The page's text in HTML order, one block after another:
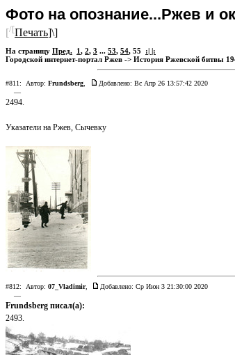
Фото на опознание...Ржев и
[/[Печать]\]
На страницу Пред. 1, 2, 3 ... 53, 54, 55
:| |:
Городской интернет-портал Ржев -> История Ржевской битвы
#811: Автор: Frundsberg
Добавлено: Вс Апр 26 13:57:42 2020
—
2494.
Указатели на Ржев, Сычевку
#812: Автор: 07_Vladimir,
Добавлено: Ср Июн 3 21:30:00 2020
—
Frundsberg писал(а):
2493.